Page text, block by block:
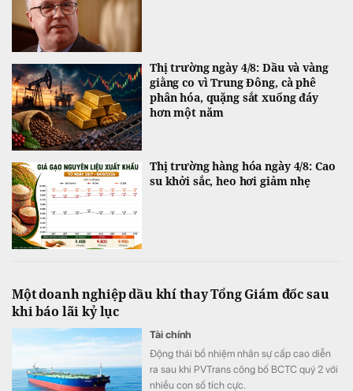
Thị trường ngày 4/8: Dầu và vàng
giằng co vì Trung Đông, cà phê
phân hóa, quặng sắt xuống đáy
hơn một năm
Thị trường hàng hóa ngày 4/8: Cao
su khởi sắc, heo hơi giảm nhẹ
Một doanh nghiệp dầu khí thay Tổng Giám đốc sau
khi báo lãi kỷ lục
Tài chính
Động thái bổ nhiệm nhân sự cấp cao diễn
ra sau khi PVTrans công bố BCTC quý 2 với
nhiều con số tích cực.